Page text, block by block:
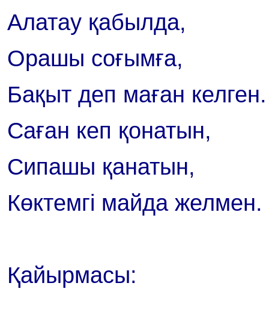
Алатау қабылда,
Орашы соғымға,
Бақыт деп маған келген.
Саған кеп қонатын,
Сипашы қанатын,
Көктемгі майда желмен.
Қайырмасы: